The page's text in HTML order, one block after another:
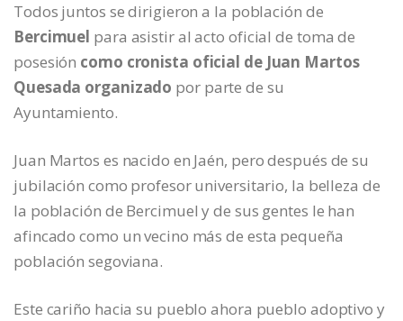
Todos juntos se dirigieron a la población de
Bercimuel para asistir al acto oficial de toma de
posesión como cronista oficial de Juan Martos
Quesada organizado por parte de su
Ayuntamiento.
Juan Martos es nacido en Jaén, pero después de su
jubilación como profesor universitario, la belleza de
la población de Bercimuel y de sus gentes le han
afincado como un vecino más de esta pequeña
población segoviana.
Este cariño hacia su pueblo ahora pueblo adoptivo y